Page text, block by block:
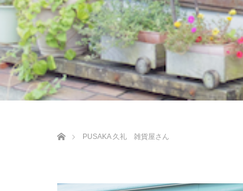
PUSAKA 久礼 雑貨屋さん